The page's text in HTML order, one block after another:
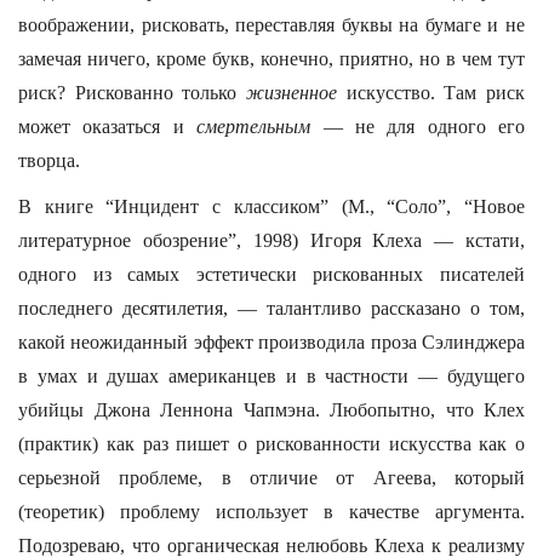
воображении, рисковать, переставляя буквы на бумаге и не
замечая ничего, кроме букв, конечно, приятно, но в чем тут
риск? Рискованно только жизненное искусство. Там риск
может оказаться исмертельным — не для одного его
творца.
В книге “Инцидент с классиком” (М., “Соло”, “Новое
литературное обозрение”, 1998) Игоря Клеха — кстати,
одного из самых эстетически рискованных писателей
последнего десятилетия, — талантливо рассказано о том,
какой неожиданный эффект производила проза Сэлинджера
в умах и душах американцев и в частности — будущего
убийцы Джона Леннона Чапмэна. Любопытно, что Клех
(практик) как раз пишет о рискованности искусства как о
серьезной проблеме, в отличие от Агеева, который
(теоретик) проблему использует в качестве аргумента.
Подозреваю, что органическая нелюбовь Клеха к реализму